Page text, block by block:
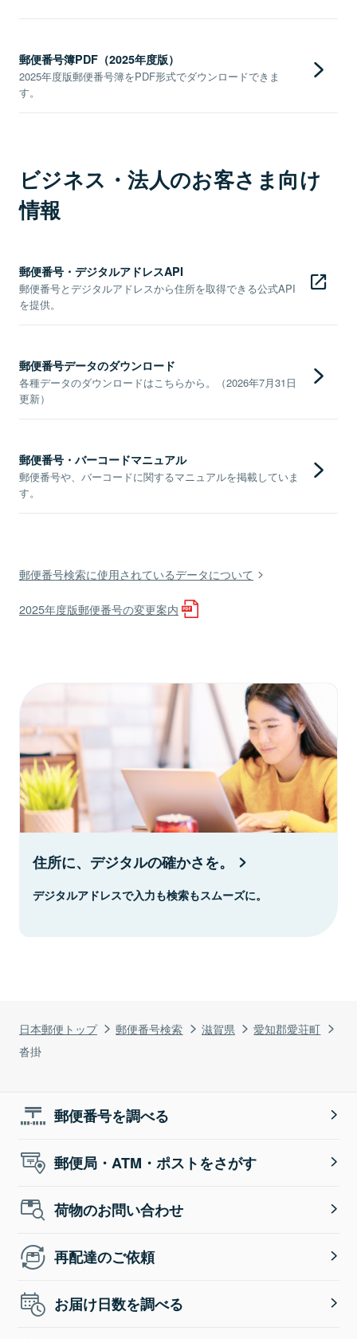
日本郵便トップ 郵便番号検索 滋賀県
愛知郡愛荘町
沓掛
郵便番号簿PDF（2025年度版）
2025年度版郵便番号簿をPDF形式でダウンロードできま
す。
ビジネス・法人のお客さま向け
情報
郵便番号・デジタルアドレスAPI
郵便番号とデジタルアドレスから住所を取得できる公式API
を提供。
郵便番号データのダウンロード
各種データのダウンロードはこちらから。（2026年7月31日
更新）
郵便番号・バーコードマニュアル
郵便番号や、バーコードに関するマニュアルを掲載していま
す。
郵便番号検索に使用されているデータについて
2025年度版郵便番号の変更案内
住所に、デジタルの確かさを。
デジタルアドレスで入力も検索もスムーズに。
郵便番号を調べる
郵便局・ATM・ポストをさがす
荷物のお問い合わせ
再配達のご依頼
お届け日数を調べる